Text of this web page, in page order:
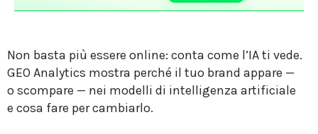
Non basta più essere online: conta come l’IA ti vede.
GEO Analytics mostra perché il tuo brand appare —
o scompare — nei modelli di intelligenza artificiale
e cosa fare per cambiarlo.